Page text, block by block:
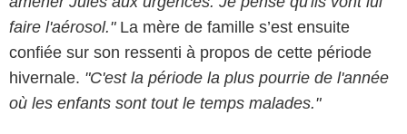
faire l'aérosol."La mère de famille s’est ensuite
confiée sur son ressenti à propos de cette période
hivernale. "C'est la période la plus pourrie de l'année
où les enfants sont tout le temps malades."